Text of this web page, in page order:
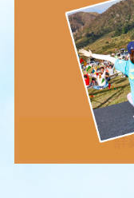
マ
7
9
詳